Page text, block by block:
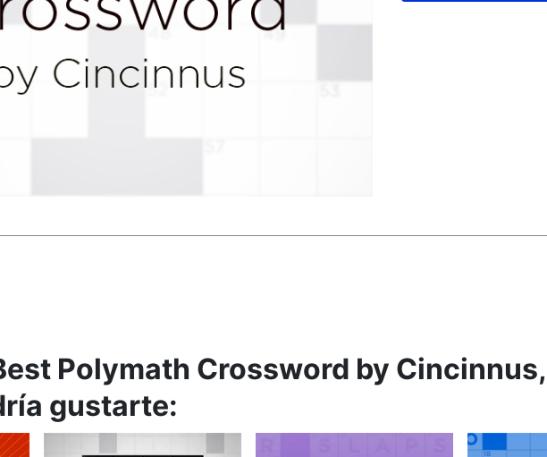
Polymath Crossword by Cincinnus,
gustarte: